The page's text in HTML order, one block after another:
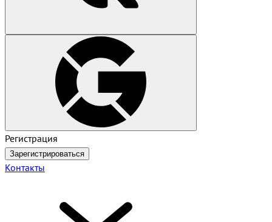
Регистрация
Зарегистрироваться
Контакты